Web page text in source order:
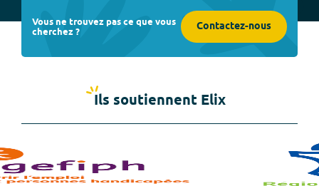
Vous ne trouvez pas ce que vous
cherchez ? Contactez-nous
Ils soutiennent Elix